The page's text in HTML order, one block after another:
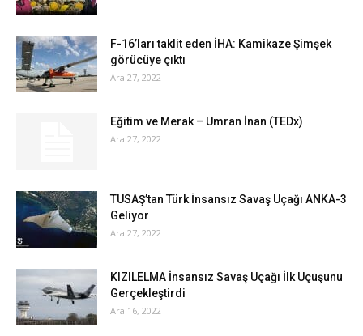
F-16’ları taklit eden İHA: Kamikaze Şimşek
görücüye çıktı
Ara 27, 2022
Eğitim ve Merak – Umran İnan (TEDx)
Ara 27, 2022
TUSAŞ’tan Türk İnsansız Savaş Uçağı ANKA-3
Geliyor
Ara 27, 2022
KIZILELMA İnsansız Savaş Uçağı İlk Uçuşunu
Gerçekleştirdi
Ara 16, 2022